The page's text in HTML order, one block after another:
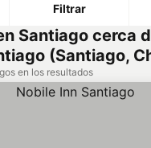
Filtrar
Santiago cerca
(Santiago,
en los resultados